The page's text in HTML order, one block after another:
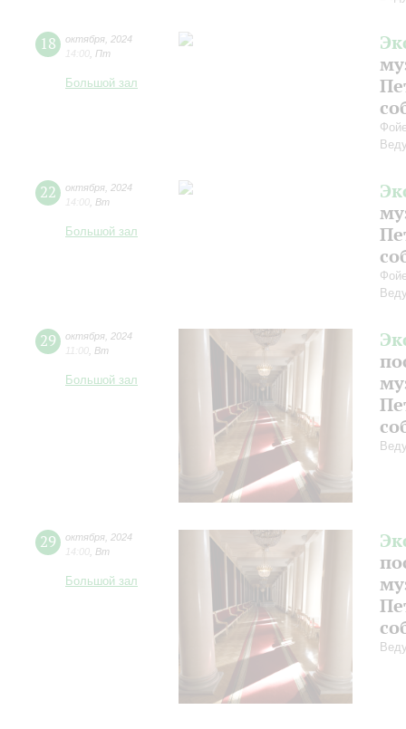
18 октября 2024
14:00 Пт
Большой зал
22 октября 2024
14:00 Вт
Большой зал
29 октября 2024
11:00 Вт
Большой зал
29 октября 2024
14:00 Вт
Большой зал